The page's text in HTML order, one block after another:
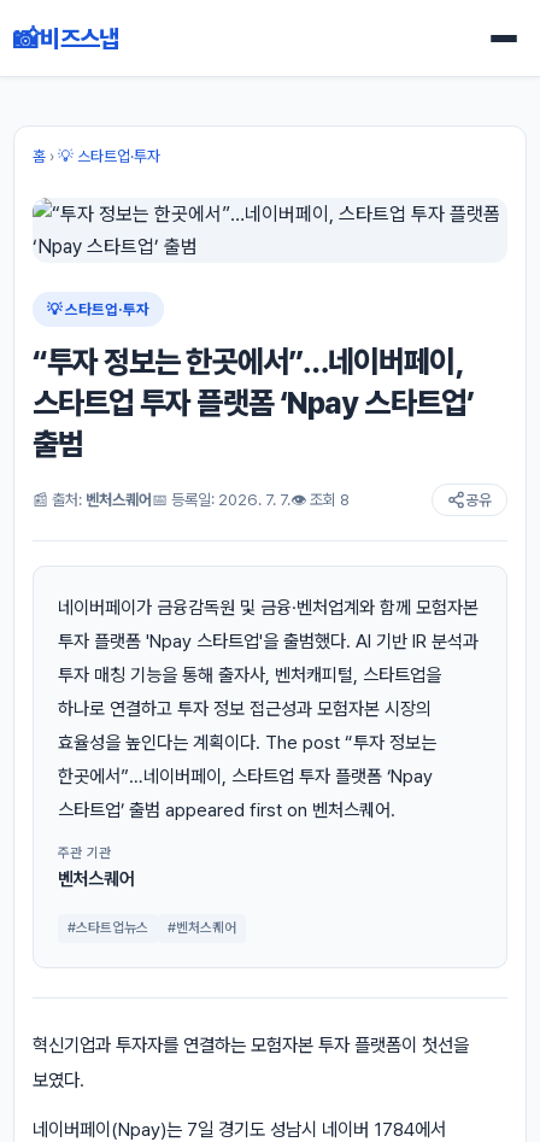
📸비즈스냅
홈› 💡 스타트업·투자
💡 스타트업·투자
“투자 정보는 한곳에서”…네이버페이,
스타트업 투자 플랫폼 ‘Npay 스타트업’
출범
📰 출처: 벤처스퀘어📅 등록일: 2026. 7. 7.👁 조회 8 공유
네이버페이가 금융감독원 및 금융·벤처업계와 함께 모험자본
투자 플랫폼 'Npay 스타트업'을 출범했다. AI 기반 IR 분석과
투자 매칭 기능을 통해 출자사, 벤처캐피털, 스타트업을
하나로 연결하고 투자 정보 접근성과 모험자본 시장의
효율성을 높인다는 계획이다. The post “투자 정보는
한곳에서”…네이버페이, 스타트업 투자 플랫폼 ‘Npay
스타트업’ 출범 appeared first on 벤처스퀘어.
주관 기관
벤처스퀘어
#스타트업뉴스 #벤처스퀘어
혁신기업과 투자자를 연결하는 모험자본 투자 플랫폼이 첫선을
보였다.
네이버페이(Npay)는 7일 경기도 성남시 네이버 1784에서